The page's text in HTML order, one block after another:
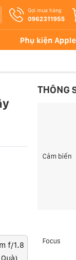
Gọi mua hàng
0962311955
Phụ kiện Apple
f/1.8
THÔNG
Cảm biến
Focus